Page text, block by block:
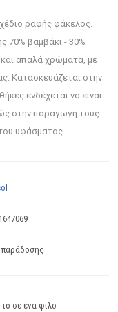
ραφής φάκελος.
70% βαμβάκι - 30%
απαλά χρώματα, με
Κατασκευάζεται στην
ενδέχεται να είναι
στην παραγωγή τους
υφάσματος.
παράδοσης
το σε ένα φίλο